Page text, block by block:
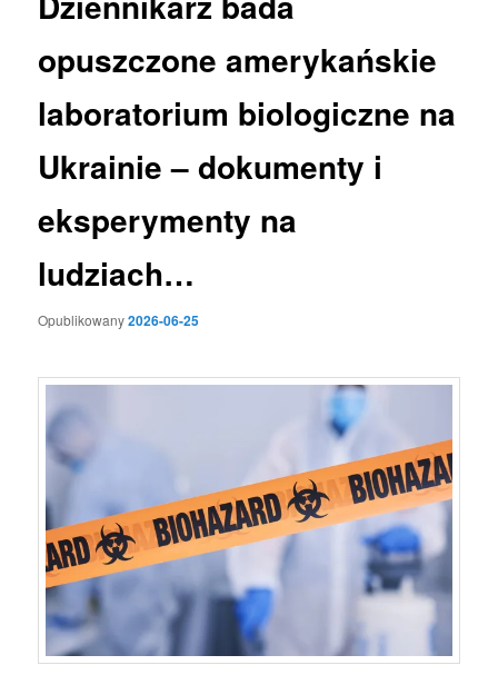
opuszczone amerykańskie
laboratorium biologiczne na
Ukrainie – dokumenty i
eksperymenty na
ludziach…
Opublikowany2026-06-25